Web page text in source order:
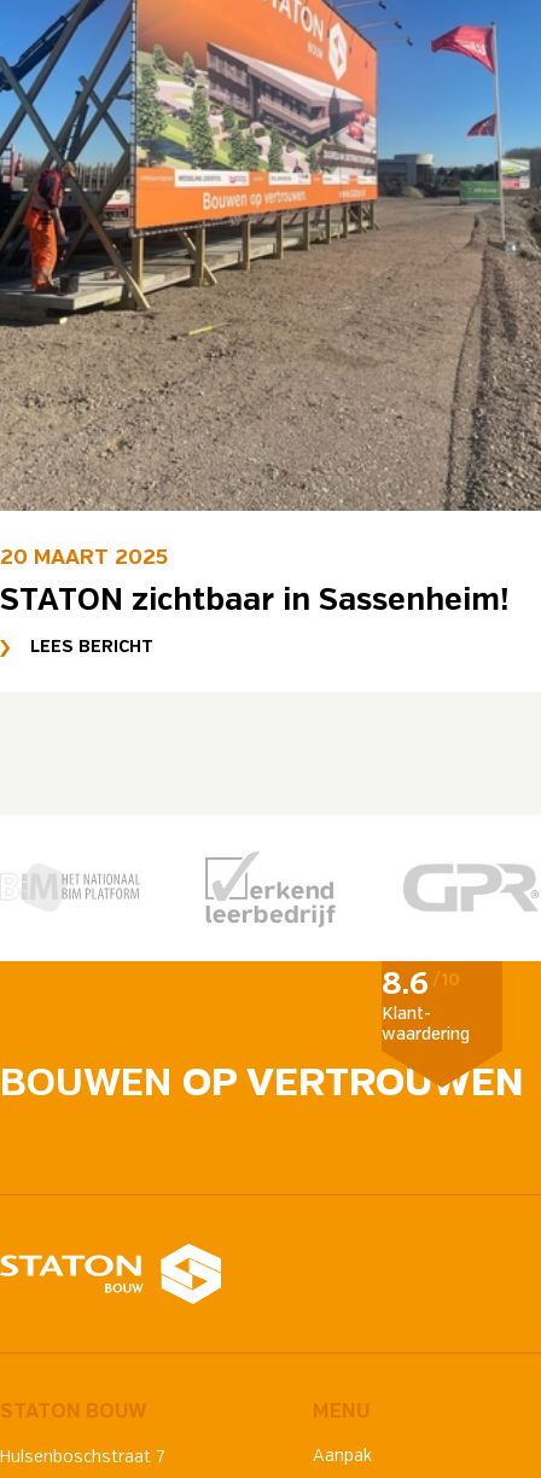
20 MAART 2025
STATON zichtbaar in Sassenheim!
LEES BERICHT
BOUWEN OP VERTROUWEN
8.6 /10
Klant­
waardering
STATON BOUW
Hulsenboschstraat 7
MENU
Aanpak